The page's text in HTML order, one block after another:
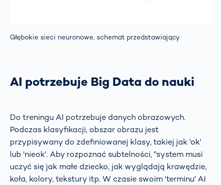
Głębokie sieci neuronowe, schemat przedstawiający
AI potrzebuje Big Data do nauki
Do treningu AI potrzebuje danych obrazowych.
Podczas klasyfikacji, obszar obrazu jest
przypisywany do zdefiniowanej klasy, takiej jak 'ok'
lub 'nieok'. Aby rozpoznać subtelności, "system musi
uczyć się jak małe dziecko, jak wyglądają krawędzie,
koła, kolory, tekstury itp. W czasie swoim 'terminu' AI